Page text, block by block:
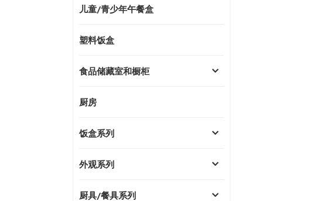
儿童/青少年午餐盒
塑料饭盒
食品储藏室和橱柜
厨房
饭盒系列
外观系列
厨具/餐具系列